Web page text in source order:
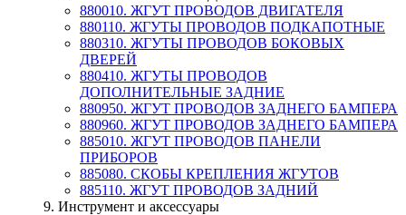
880010. ЖГУТ ПРОВОДОВ ДВИГАТЕЛЯ
880110. ЖГУТЫ ПРОВОДОВ ПОДКАПОТНЫЕ
880310. ЖГУТЫ ПРОВОДОВ БОКОВЫХ
ДВЕРЕЙ
880410. ЖГУТЫ ПРОВОДОВ
ДОПОЛНИТЕЛЬНЫЕ ЗАДНИЕ
880950. ЖГУТ ПРОВОДОВ ЗАДНЕГО БАМПЕРА
880960. ЖГУТ ПРОВОДОВ ЗАДНЕГО БАМПЕРА
885010. ЖГУТ ПРОВОДОВ ПАНЕЛИ
ПРИБОРОВ
885080. СКОБЫ КРЕПЛЕНИЯ ЖГУТОВ
885110. ЖГУТ ПРОВОДОВ ЗАДНИЙ
9. Инструмент и аксессуары